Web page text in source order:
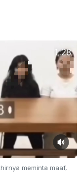
meminta maaf,